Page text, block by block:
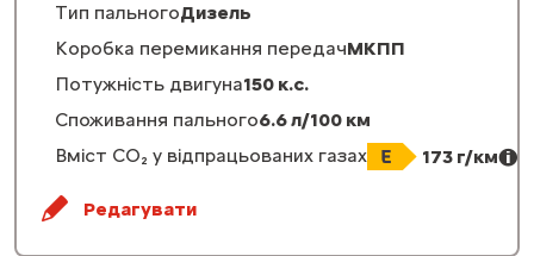
Тип пальногоДизель
Коробка перемикання передачМКПП
Потужність двигуна150 к.с.
Споживання пального6.6 л/100 км
Вміст CO₂ у відпрацьованих газах
173 г/км
Редагувати